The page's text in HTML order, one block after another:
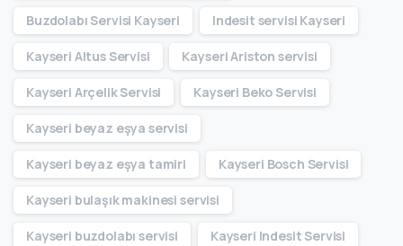
Buzdolabı Servisi Kayseri Indesit servisi Kayseri
Kayseri Altus Servisi Kayseri Ariston servisi
Kayseri Arçelik Servisi Kayseri Beko Servisi
Kayseri beyaz eşya servisi
Kayseri beyaz eşya tamiri Kayseri Bosch Servisi
Kayseri bulaşık makinesi servisi
Kayseri buzdolabı servisi Kayseri Indesit Servisi